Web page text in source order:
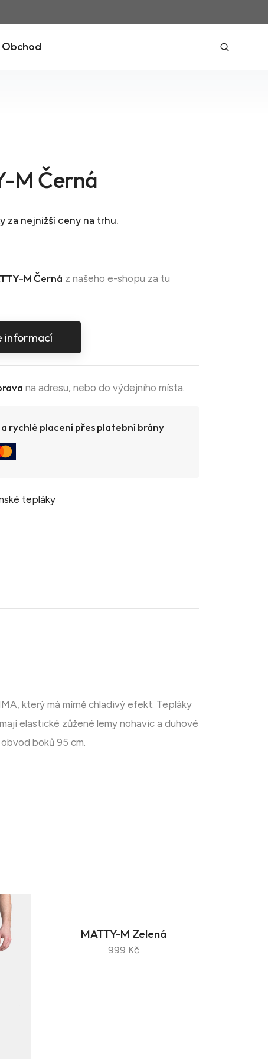
Obchod
M Černá
za nejnižší ceny na trhu.
M Černá z našeho e-shopu za tu
informací
na adresu, nebo do výdejního místa.
rychlé placení přes platební brány
tepláky
který má mírně chladivý efekt. Tepláky
elastické zůžené lemy nohavic a duhové
boků 95 cm.
MATTY-M Zelená
999 Kč